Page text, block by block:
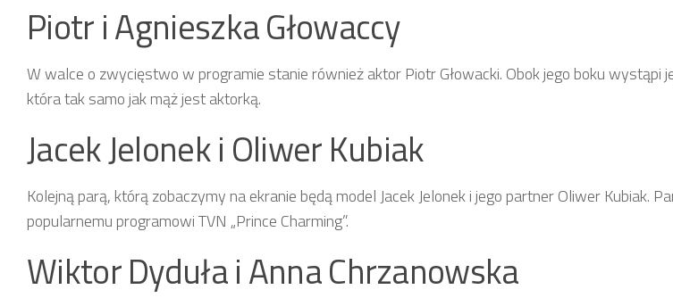
Piotr i Agnieszka Głowaccy
W walce o zwycięstwo w programie stanie również aktor Piotr Głowacki. Obok jego boku wystąpi
która tak samo jak mąż jest aktorką.
Jacek Jelonek i Oliwer Kubiak
Kolejną parą, którą zobaczymy na ekranie będą model Jacek Jelonek i jego partner Oliwer Kubiak.
popularnemu programowi TVN „Prince Charming”.
Wiktor Dyduła i Anna Chrzanowska